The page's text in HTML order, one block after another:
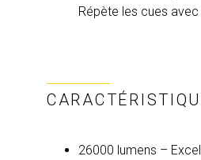
Répète les cues
26000 lumens –